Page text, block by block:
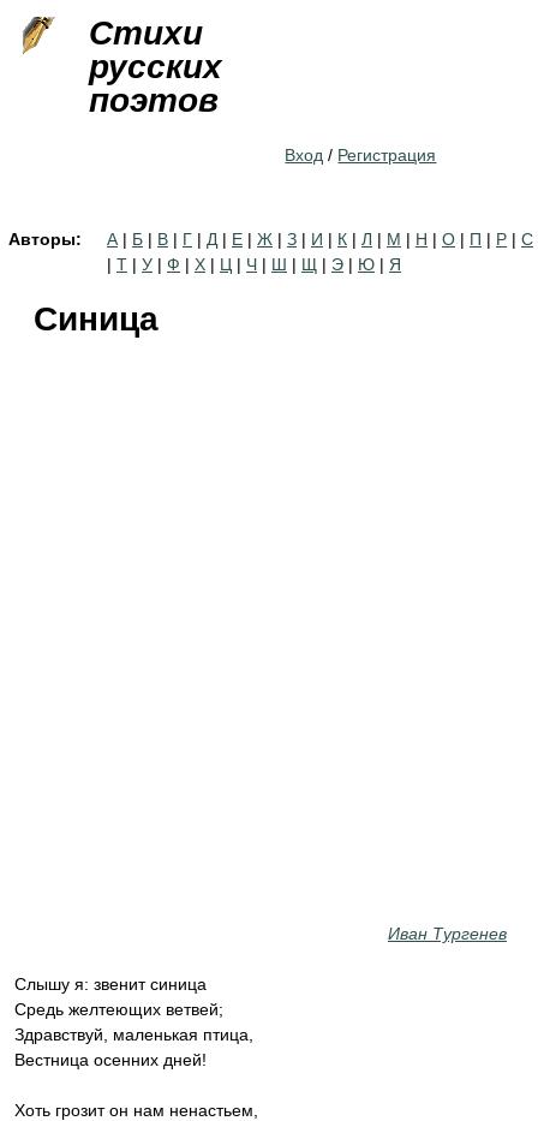
Стихи
русских
поэтов
Вход / Регистрация
Авторы: А | Б | В | Г | Д | Е | Ж | З | И | К | Л | М | Н | О | П | Р | С
| Т | У | Ф | Х | Ц | Ч | Ш | Щ | Э | Ю | Я
Синица
Иван Тургенев
Слышу я: звенит синица
Средь желтеющих ветвей;
Здравствуй, маленькая птица,
Вестница осенних дней!
Хоть грозит он нам ненастьем,